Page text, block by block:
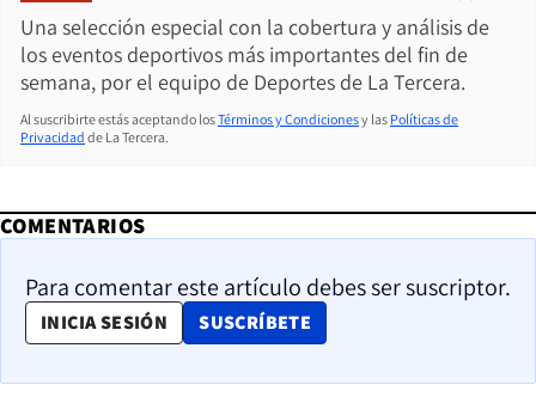
Una selección especial con la cobertura y análisis de
los eventos deportivos más importantes del fin de
semana, por el equipo de Deportes de La Tercera.
Al suscribirte estás aceptando losTérminos y Condicionesy las Políticas de
Privacidad de La Tercera.
COMENTARIOS
Para comentar este artículo debes ser suscriptor.
INICIA SESIÓN SUSCRÍBETE
OPENS IN NEW WINDOW